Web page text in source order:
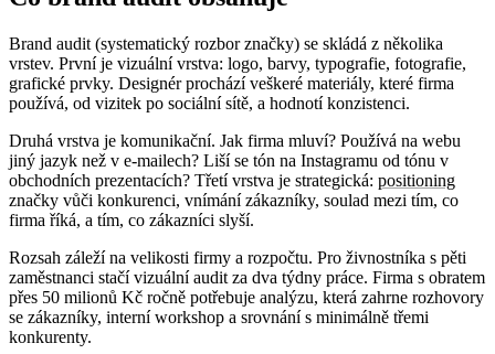
Brand audit (systematický rozbor značky) se skládá z několika
vrstev. První je vizuální vrstva: logo, barvy, typografie, fotografie,
grafické prvky. Designér prochází veškeré materiály, které firma
používá, od vizitek po sociální sítě, a hodnotí konzistenci.
Druhá vrstva je komunikační. Jak firma mluví? Používá na webu
jiný jazyk než v e-mailech? Liší se tón na Instagramu od tónu v
obchodních prezentacích? Třetí vrstva je strategická: positioning
značky vůči konkurenci, vnímání zákazníky, soulad mezi tím, co
firma říká, a tím, co zákazníci slyší.
Rozsah záleží na velikosti firmy a rozpočtu. Pro živnostníka s pěti
zaměstnanci stačí vizuální audit za dva týdny práce. Firma s obratem
přes 50 milionů Kč ročně potřebuje analýzu, která zahrne rozhovory
se zákazníky, interní workshop a srovnání s minimálně třemi
konkurenty.